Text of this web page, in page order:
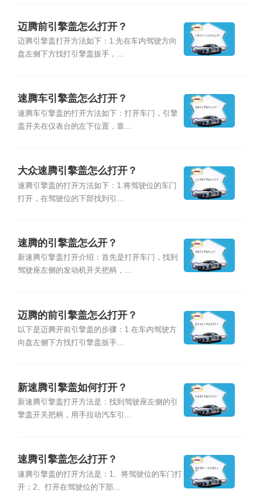
迈腾前引擎盖怎么打开？
迈腾引擎盖打开方法如下：1.先在车内驾驶方向
盘左侧下方找打引擎盖扳手，...
速腾车引擎盖怎么打开？
速腾车引擎盖的打开方法如下：打开车门，引擎
盖开关在仪表台的左下位置，靠...
大众速腾引擎盖怎么打开？
速腾引擎盖的打开方法如下：1.将驾驶位的车门
打开，在驾驶位的下部找到引...
速腾的引擎盖怎么开？
新速腾引擎盖打开介绍：首先是打开车门，找到
驾驶座左侧的发动机开关把柄，...
迈腾的前引擎盖怎么打开？
以下是迈腾开前引擎盖的步骤：1.在车内驾驶方
向盘左侧下方找打引擎盖扳手...
新速腾引擎盖如何打开？
新速腾引擎盖打开方法是：找到驾驶座左侧的引
擎盖开关把柄，用手拉动汽车引...
速腾引擎盖怎么打开？
速腾引擎盖的打开方法是：1、将驾驶位的车门打
开；2、打开在驾驶位的下部...